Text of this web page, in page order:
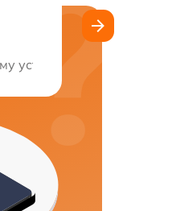
Стоит
устранили быстро и